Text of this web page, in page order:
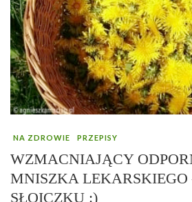
NA ZDROWIE PRZEPISY
WZMACNIAJĄCY
MNISZKA
SŁOICZKU :)